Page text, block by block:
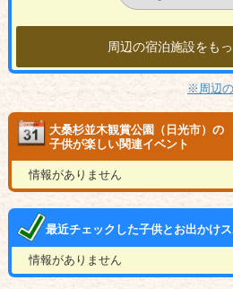
周辺の宿泊施設をも
※周辺
大桑杉並木観賞公園（日光市）の
子供が楽しい関連イベント
情報がありません
最近チェックした子供とお出かけ
情報がありません